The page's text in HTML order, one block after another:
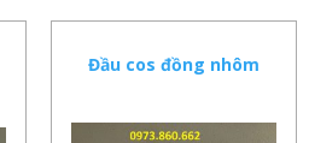
Đầu cos đồng nhôm